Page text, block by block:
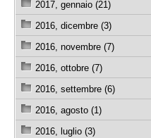
2017, gennaio (21)
2016, dicembre (3)
2016, novembre (7)
2016, ottobre (7)
2016, settembre (6)
2016, agosto (1)
2016, luglio (3)